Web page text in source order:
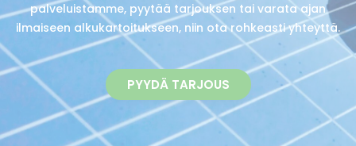
palveluistamme, pyytää tarjouksen tai varata ajan
ilmaiseen alkukartoitukseen, niin ota rohkeasti yhteyttä.
PYYDÄ TARJOUS